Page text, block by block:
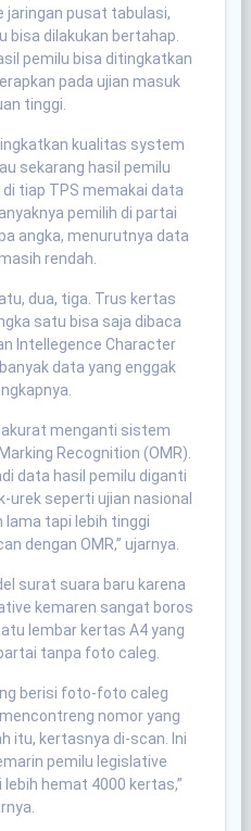
jaringan pusat tabulasi,
bisa dilakukan bertahap.
pemilu bisa ditingkatkan
pada ujian masuk
tinggi.
kualitas system
sekarang hasil pemilu
tiap TPS memakai data
pemilih di partai
angka, menurutnya data
rendah.
dua, tiga. Trus kertas
satu bisa saja dibaca
Intellegence Character
data yang enggak
menganti sistem
Recognition (OMR).
data hasil pemilu diganti
urek seperti ujian nasional
lama tapi lebih tinggi
dengan OMR,” ujarnya.
surat suara baru karena
kemaren sangat boros
lembar kertas A4 yang
tanpa foto caleg.
berisi foto-foto caleg
nomor yang
itu, kertasnya di-scan. Ini
pemilu legislative
hemat 4000 kertas,”